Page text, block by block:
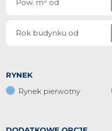
RYNEK
Rynek pierwotny